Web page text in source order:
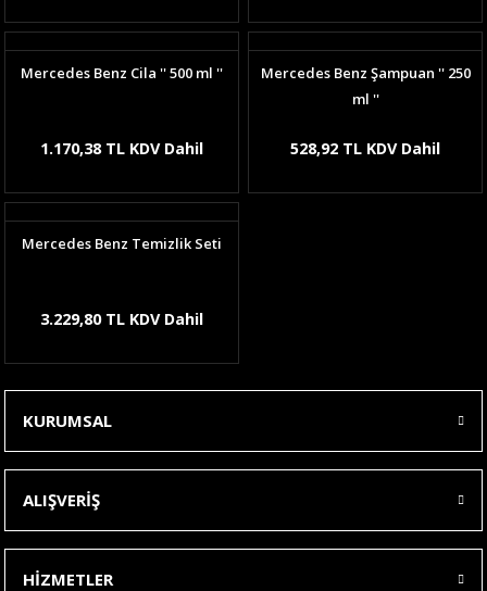
Mercedes Benz Cila '' 500 ml ''
1.170,38 TL KDV Dahil
Mercedes Benz Şampuan '' 250
ml ''
528,92 TL KDV Dahil
Mercedes Benz Temizlik Seti
3.229,80 TL KDV Dahil
KURUMSAL
ALIŞVERİŞ
HİZMETLER